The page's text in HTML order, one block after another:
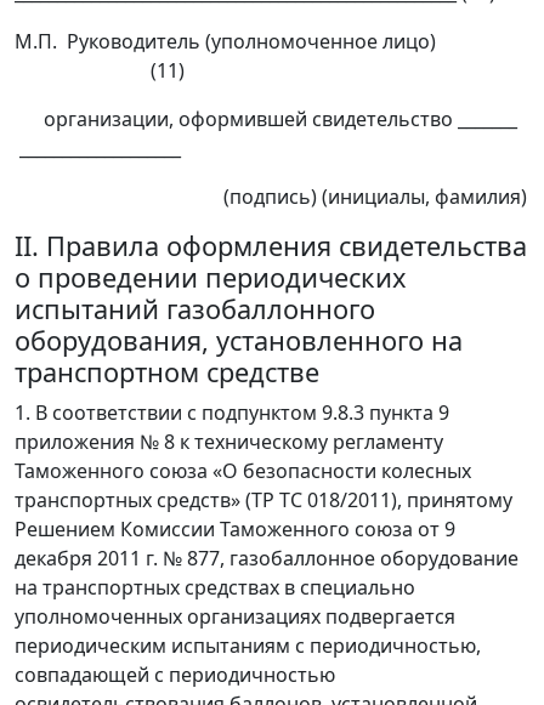
М.П. Руководитель (уполномоченное лицо)
(11)
организации, оформившей свидетельство _______
(подпись) (инициалы, фамилия)
II. Правила оформления свидетельства
о проведении периодических
испытаний газобаллонного
оборудования, установленного на
транспортном средстве
1. В соответствии с подпунктом 9.8.3 пункта 9
приложения № 8 к техническому регламенту
Таможенного союза «О безопасности колесных
транспортных средств» (ТР ТС 018/2011), принятому
Решением Комиссии Таможенного союза от 9
декабря 2011 г. № 877, газобаллонное оборудование
на транспортных средствах в специально
уполномоченных организациях подвергается
периодическим испытаниям с периодичностью,
совпадающей с периодичностью